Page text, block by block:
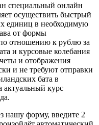
специальный онлайн
осуществить быстрый
единиц в необходимую
от формы
отношению к рублю за
и курсовые колебания
и отображения
и не требуют отправки
бата в
актуальный курс
нашу форму, введите 2